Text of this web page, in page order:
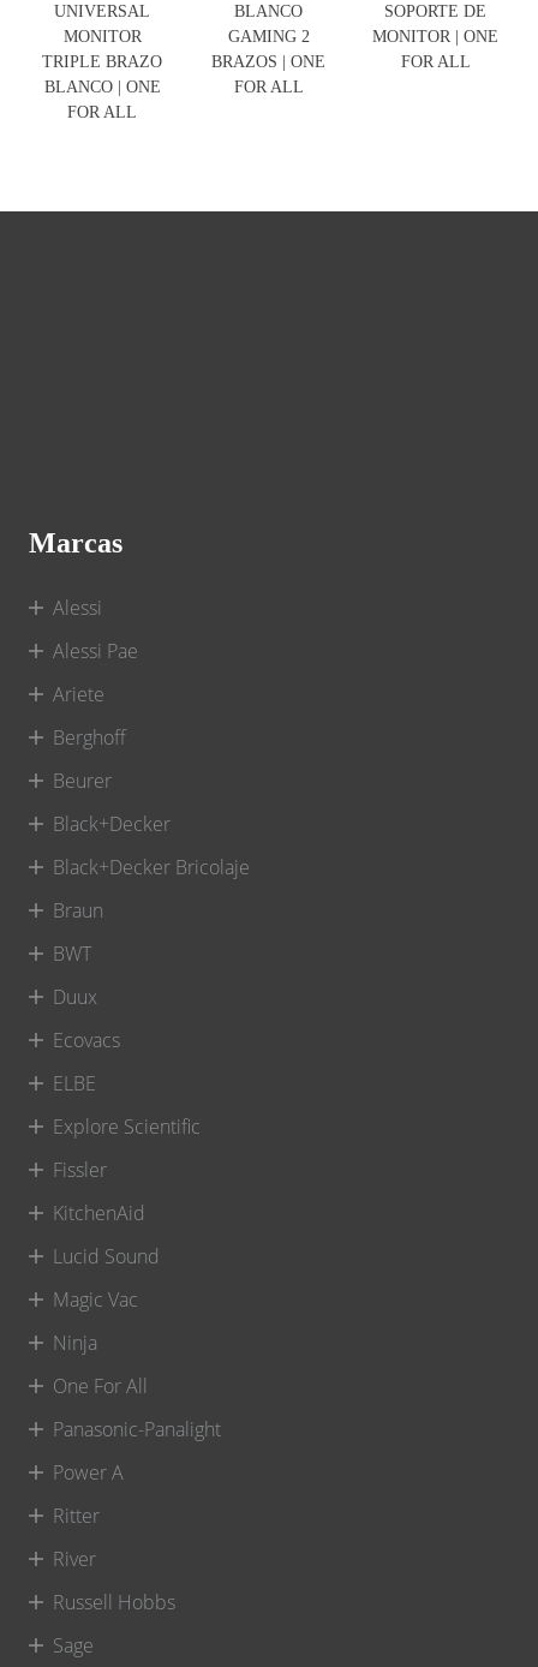
UNIVERSAL
MONITOR
TRIPLE BRAZO
BLANCO | ONE
FOR ALL
BLANCO
GAMING 2
BRAZOS | ONE
FOR ALL
SOPORTE DE
MONITOR | ONE
FOR ALL
Marcas
Alessi
Alessi Pae
Ariete
Berghoff
Beurer
Black+Decker
Black+Decker Bricolaje
Braun
BWT
Duux
Ecovacs
ELBE
Explore Scientific
Fissler
KitchenAid
Lucid Sound
Magic Vac
Ninja
One For All
Panasonic-Panalight
Power A
Ritter
River
Russell Hobbs
Sage